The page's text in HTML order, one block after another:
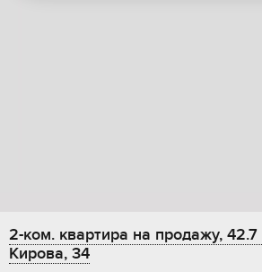
2-ком. квартира на продажу,
Кирова, 34